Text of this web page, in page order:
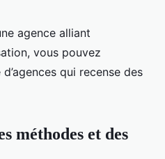
agence alliant
vous pouvez
qui recense des
méthodes et des